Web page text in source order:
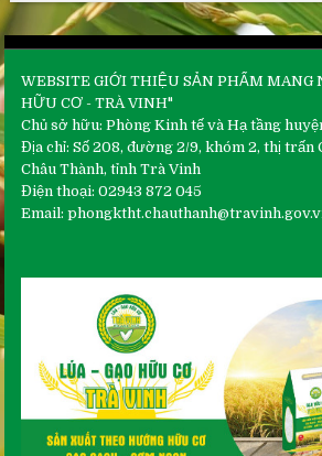
WEBSITE GIỚI THIỆU SẢN PHẨM MANG
HỮU CƠ - TRÀ VINH"
Chủ sở hữu: Phòng Kinh tế và Hạ tầng
Địa chỉ: Số 208, đường 2/9, khóm 2, thị trấn
Châu Thành, tỉnh Trà Vinh
Điện thoại: 02943 872 045
Email: